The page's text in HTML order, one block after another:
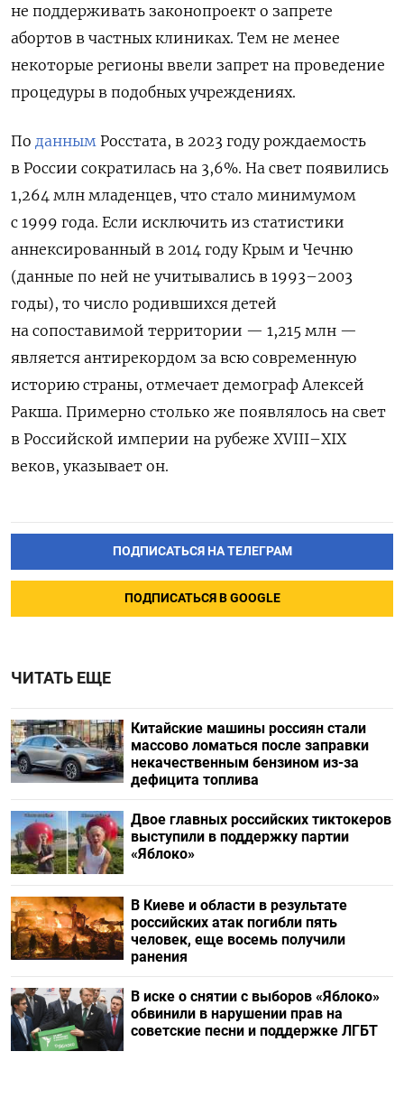
не поддерживать законопроект о запрете
абортов в частных клиниках. Тем не менее
некоторые регионы ввели запрет на проведение
процедуры в подобных учреждениях.
По данным Росстата, в 2023 году рождаемость
в России сократилась на 3,6%. На свет появились
1,264 млн младенцев, что стало минимумом
с 1999 года. Если исключить из статистики
аннексированный в 2014 году Крым и Чечню
(данные по ней не учитывались в 1993–2003
годы), то число родившихся детей
на сопоставимой территории — 1,215 млн —
является антирекордом за всю современную
историю страны, отмечает демограф Алексей
Ракша. Примерно столько же появлялось на свет
в Российской империи на рубеже XVIII–XIX
веков, указывает он.
ПОДПИСАТЬСЯ НА ТЕЛЕГРАМ
ПОДПИСАТЬСЯ В GOOGLE
ЧИТАТЬ ЕЩЕ
Китайские машины россиян стали
массово ломаться после заправки
некачественным бензином из-за
дефицита топлива
Двое главных российских тиктокеров
выступили в поддержку партии
«Яблоко»
В Киеве и области в результате
российских атак погибли пять
человек, еще восемь получили
ранения
В иске о снятии с выборов «Яблоко»
обвинили в нарушении прав на
советские песни и поддержке ЛГБТ